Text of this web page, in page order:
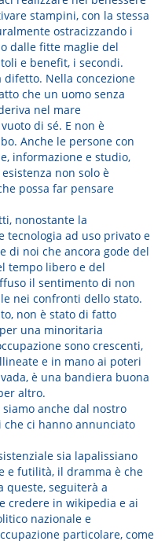
stampini, con la stessa
ostracizzando i
dalle fitte maglie del
e benefit, i secondi.
Nella concezione
che un uomo senza
nel mare
di sé. E non è
Anche le persone con
informazione e studio,
non solo è
possa far pensare
nonostante la
ad uso privato e
di noi che ancora gode del
tempo libero e del
il sentimento di non
nei confronti dello stato.
non è stato di fatto
una minoritaria
sono crescenti,
e in mano ai poteri
è una bandiera buona
altro.
anche dal nostro
che ci hanno annunciato
sia lapalissiano
e futilità, il dramma è che
queste, seguiterà a
credere in wikipedia e ai
nazionale e
particolare, come